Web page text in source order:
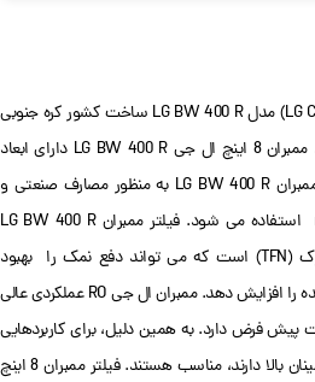
فیلتر ممبران 8 اینچ ال جی کم (LG Chem) مدل LG BW 400 R ساخت کشور کره جنوبی
است و از برند LG Chem می باشد. ممبران 8 اینچ ال جی LG BW 400 R دارای ابعاد
8*40 با وزن 16 کیلوگرم می باشد. ممبران LG BW 400 R به منظور مصارف صنعتی و
آشامیدنی در دستگاه تصفیه آب ro استفاده می شود. فیلتر ممبران LG BW 400 R
دارای غشای نانو کامپوزیت فیلم نازک (TFN) است که می تواند دفع نمک را بهبود
ببخشد و در نهایت دبی آب تصفیه شده را افزایش دهد. ممبران ال جی RO عملکردی عالی
فرض دارد. به همین دلیل، برای کاربردهایی
که نیاز به عملکرد ثابت و قابلیت اطمینان بالا دارند، مناسب هستند. فیلتر ممبران 8 اینچ